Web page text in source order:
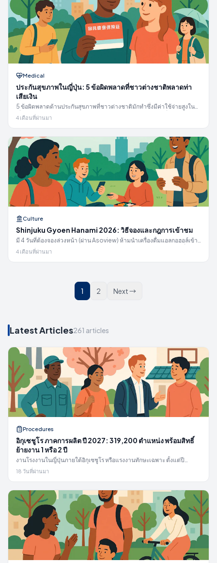
Medical
ประกันสุขภาพในญี่ปุ่น: 5 ข้อผิดพลาดที่ชาวต่างชาติพลาดท่า
เสียเงิน
5 ข้อผิดพลาดด้านประกันสุขภาพที่ชาวต่างชาติมักทำซึ่งมีค่าใช้จ่ายสูงใน
ญี่ปุ่น: ไม่ลงทะเบียน, นายจ้างไม่ดำเนินการลงทะเบียน, การเปลี่ยนผ่านบัตร
Myna, การไม่ชำระเบี้ยประกัน, และช่องว่างความคุ้มครอง
4 เดือนที่ผ่านมา
Culture
Shinjuku Gyoen Hanami 2026: วิธีจองและกฎการเข้าชม
มี 4 วันที่ต้องจองล่วงหน้า (ผ่าน Asoview) ห้ามนำเครื่องดื่มแอลกอฮอล์เข้า
และจะมีการตรวจกระเป๋า ค่าเข้าชม ¥500 ช่วงเวลาดอกไม้บานเต็มที่ และ
สิ่งของที่ควรเตรียมไป
4 เดือนที่ผ่านมา
1 2 Next→
Latest Articles261 articles
Procedures
อิกุเซชูโร ภาคการผลิต ปี 2027: 319,200 ตำแหน่ง พร้อมสิทธิ์
ย้ายงาน 1 หรือ 2 ปี
งานโรงงานในญี่ปุ่นภายใต้อิกุเซชูโร หรือแรงงานทักษะเฉพาะ ตั้งแต่ปี
2027: โควตา, ประเภทงาน 17 ประเภท, การสอบ, กฎการย้ายงาน, การห้าม
จ้างงานแบบจัดส่ง และค่าจ้าง
18 วันที่ผ่านมา